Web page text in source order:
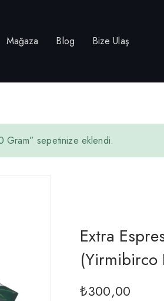
Mağaza Blog Bize Ulaş
Gram” sepetinize eklendi.
Extra
(yirmibirco
₺300,00